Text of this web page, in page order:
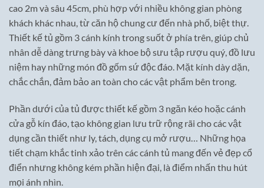
cao 2m và sâu 45cm, phù hợp với nhiều không gian phòng
khách khác nhau, từ căn hộ chung cư đến nhà phố, biệt thự.
Thiết kế tủ gồm 3 cánh kính trong suốt ở phía trên, giúp chủ
nhân dễ dàng trưng bày và khoe bộ sưu tập rượu quý, đồ lưu
niệm hay những món đồ gốm sứ độc đáo. Mặt kính dày dặn,
chắc chắn, đảm bảo an toàn cho các vật phẩm bên trong.
Phần dưới của tủ được thiết kế gồm 3 ngăn kéo hoặc cánh
cửa gỗ kín đáo, tạo không gian lưu trữ rộng rãi cho các vật
dụng cần thiết như ly, tách, dụng cụ mở rượu… Những họa
tiết chạm khắc tinh xảo trên các cánh tủ mang đến vẻ đẹp cổ
điển nhưng không kém phần hiện đại, là điểm nhấn thu hút
mọi ánh nhìn.